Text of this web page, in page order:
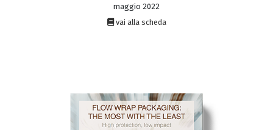
maggio 2022
vai alla scheda